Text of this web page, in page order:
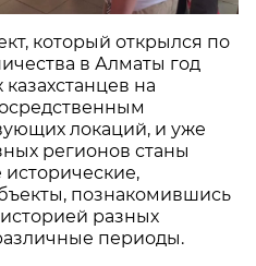
который открылся по
в Алматы год
на
локаций, и уже
регионов станы
познакомившись
разных
периоды.